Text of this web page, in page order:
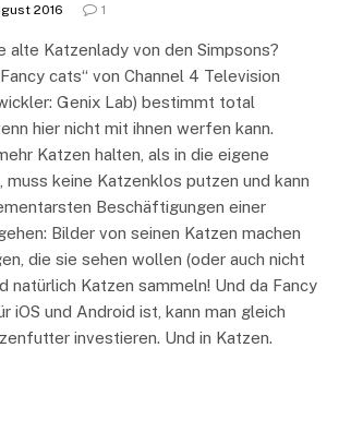
2016 1
alte Katzenlady von den Simpsons?
cats“ von Channel 4 Television
Genix Lab) bestimmt total
hier nicht mit ihnen werfen kann.
Katzen halten, als in die eigene
muss keine Katzenklos putzen und kann
Beschäftigungen einer
Bilder von seinen Katzen machen
die sie sehen wollen (oder auch nicht
natürlich Katzen sammeln! Und da Fancy
iOS und Android ist, kann man gleich
investieren. Und in Katzen.